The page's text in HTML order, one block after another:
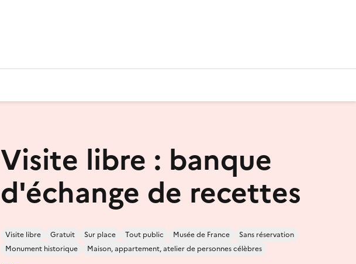
Visite libre : banque
d'échange de recettes
Visite libre Gratuit Sur place Tout public Musée de France
Sans réservation
Monument historique
Maison, appartement, atelier de personnes célèbres